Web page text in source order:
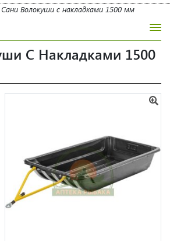
Сани Волокуши с накладками 1500 мм
С Накладками 1500